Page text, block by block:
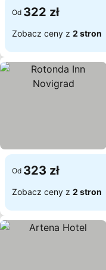
Od 322 zł
Zobacz ceny z 2 stron
Od 323 zł
Zobacz ceny z 2 stron